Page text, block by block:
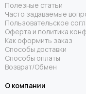
Полезные статьи
Часто задаваемые
Пользовательское
Оферта и политика
Как оформить заказ
Способы доставки
Способы оплаты
Возврат/Обмен
О компании